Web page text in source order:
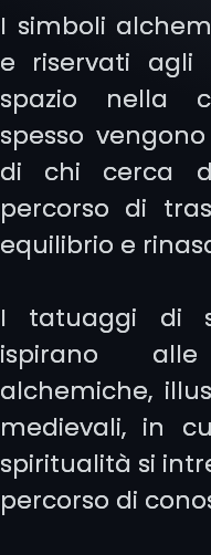
I simboli
e riservati agli
spazio nella
spesso
di chi cerca
percorso di
equilibrio e
I tatuaggi di
ispirano
alchemiche,
medievali, in
spiritualità si
percorso di